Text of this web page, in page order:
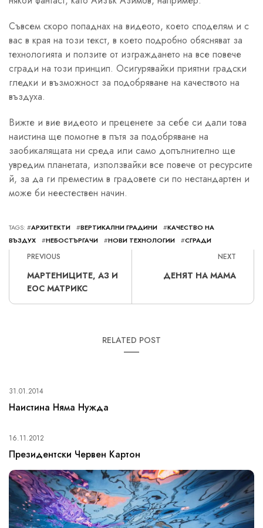
Съвсем скоро попаднах на видеото, което споделям и с
вас в края на този текст, в което подробно обясняват за
технологията и ползите от изграждането на все повече
сгради на този принцип. Осигурявайки приятни градски
гледки и възможност за подобряване на качеството на
въздуха.
Вижте и вие видеото и преценете за себе си дали това
наистина ще помогне в пътя за подобряване на
заобикалящата ни среда или само допълнително ще
увредим планетата, използвайки все повече от ресурсите
й, за да ги преместим в градовете си по нестандартен и
може би неестествен начин.
TAGS: #АРХИТЕКТИ #ВЕРТИКАЛНИ ГРАДИНИ #КАЧЕСТВО НА
ВЪЗДУХ
#НЕБОСТЪРГАЧИ #НОВИ ТЕХНОЛОГИИ #СГРАДИ
PREVIOUS
МАРТЕНИЦИТЕ, АЗ И
ЕОС МАТРИКС
NEXT
ДЕНЯТ НА МАМА
RELATED POST
31.01.2014
Наистина Няма Нужда
16.11.2012
Президентски Червен Картон